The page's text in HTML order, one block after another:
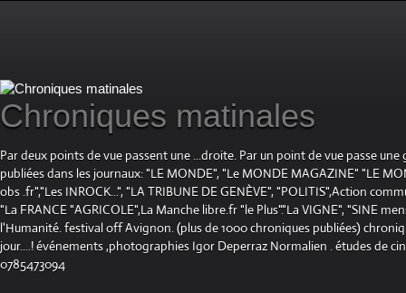
Chroniques matinales
Par deux points de vue passent une ...droite. Par un point de vue passe
publiées dans les journaux: "LE MONDE", "Le MONDE MAGAZINE" "LE
obs .fr","Les INROCK...", "LA TRIBUNE DE GENÈVE", "POLITIS",Action
"La FRANCE "AGRICOLE",La Manche libre.fr "le Plus"."La VIGNE", "SINE
l'Humanité. festival off Avignon. (plus de 1000 chroniques publiées)
jour....! événements ,photographies Igor Deperraz Normalien . études de
0785473094